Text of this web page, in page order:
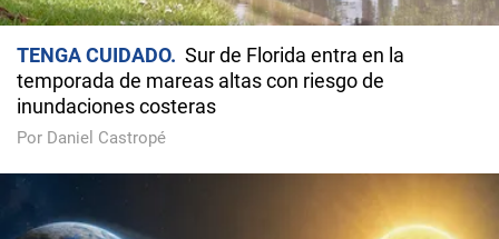
TENGA CUIDADO
Sur de Florida entra en la
temporada de mareas altas con riesgo de
inundaciones costeras
Por Daniel Castropé